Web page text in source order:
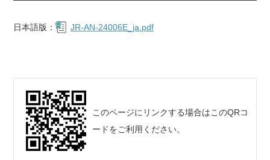
日本語版： JR-AN-24006E_ja.pdf
このページにリンクする場合はこのQRコ
ードをご利用ください。